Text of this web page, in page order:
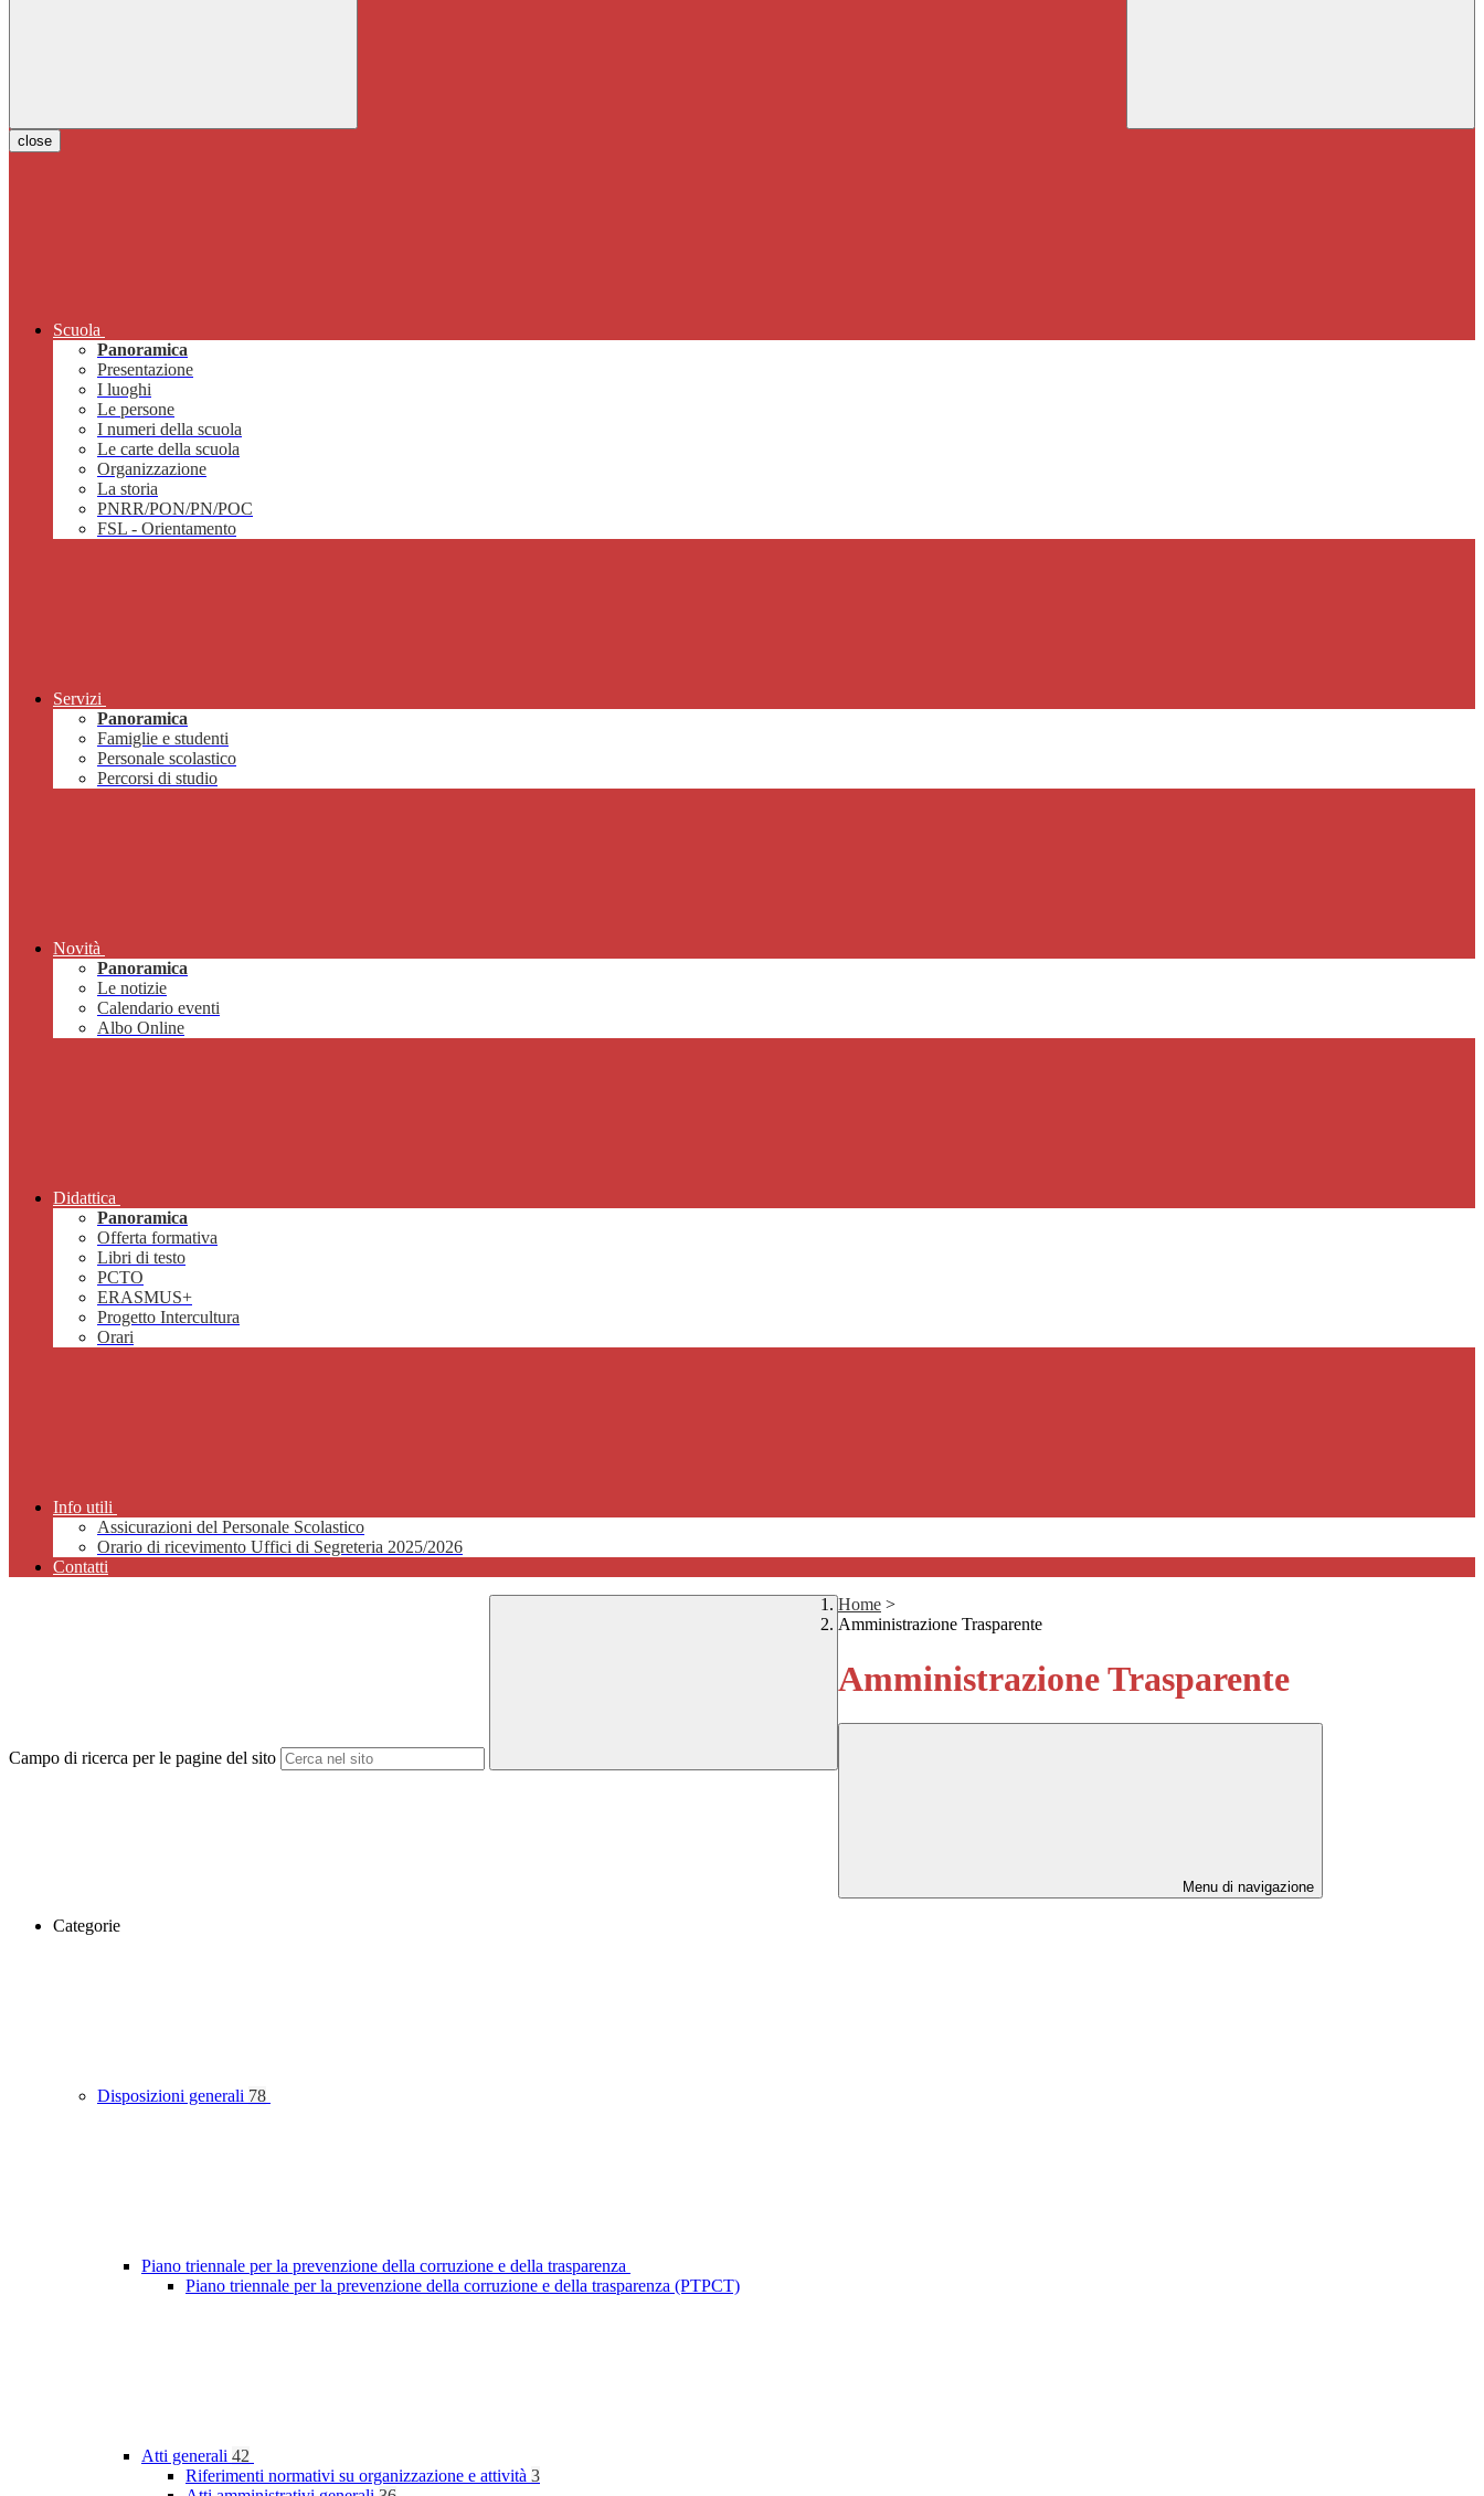
close
Scuola
Panoramica
Presentazione
I luoghi
Le persone
I numeri della scuola
Le carte della scuola
Organizzazione
La storia
PNRR/PON/PN/POC
FSL - Orientamento
Servizi
Panoramica
Famiglie e studenti
Personale scolastico
Percorsi di studio
Novità
Panoramica
Le notizie
Calendario eventi
Albo Online
Didattica
Panoramica
Offerta formativa
Libri di testo
PCTO
ERASMUS+
Progetto Intercultura
Orari
Info utili
Assicurazioni del Personale Scolastico
Orario di ricevimento Uffici di Segreteria 2025/2026
Contatti
Campo di ricerca per le pagine del sito
Home >
Amministrazione Trasparente
Amministrazione Trasparente
Menu di navigazione
Categorie
Disposizioni generali 78
Piano triennale per la prevenzione della corruzione e della trasparenza
Piano triennale per la prevenzione della corruzione e della trasparenza (PTPCT)
Atti generali 42
Riferimenti normativi su organizzazione e attività 3